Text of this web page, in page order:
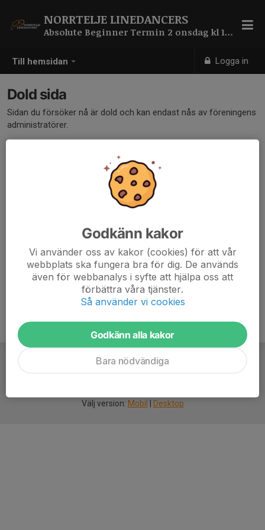
Till hemsidan Logga in
NORRTELJE LINEDANCERS
Absolute Beginner Termin 2 onsdag kl 19:30
Dold sida
Sidan du försöker nå är dold och kan endast nås av föreningens
administratörer.
Välj version: Mobil Desktop
Godkänn kakor
Vi använder oss av kakor (cookies) för att vår
webbplats ska fungera bra för dig. De används
även för webbanalys i syfte att hjälpa oss att
förbättra våra tjänster.
Så använder vi cookies
Godkänn alla kakor
Bara nödvändiga